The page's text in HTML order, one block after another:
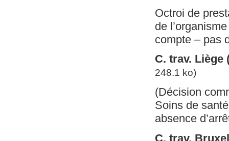
Octroi de
de
compte – pas
C. trav. Liège
248.1 ko)
(Décision
Soins de
absence
C. trav.